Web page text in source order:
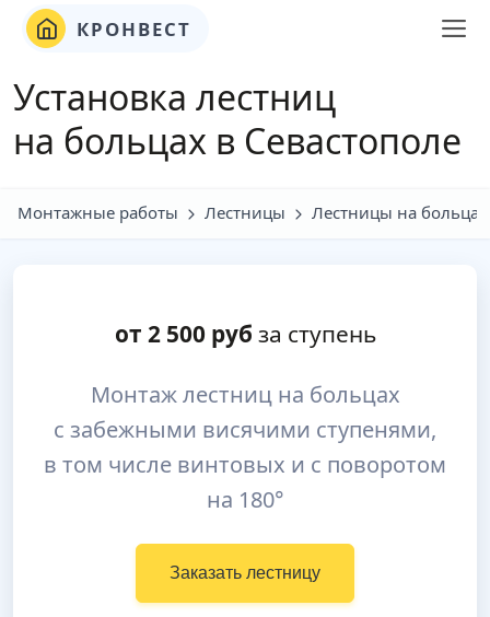
КРОНВЕСТ
Установка лестниц
на больцах в Севастополе
Монтажные работы Лестницы Лестницы на больцах
от 2 500руб за ступень
Монтаж лестниц на больцах
с забежными висячими ступенями,
в том числе винтовых и с поворотом
на 180°
Заказать лестницу